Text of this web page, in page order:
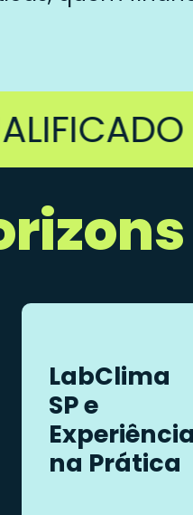
-
LabClima
SP e
na Prática